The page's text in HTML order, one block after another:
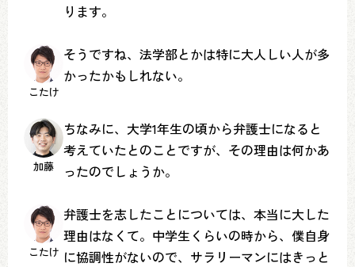
ります。
こたけ
そうですね、法学部とかは特に大人しい人が多
かったかもしれない。
加藤
ちなみに、大学1年生の頃から弁護士になると
考えていたとのことですが、その理由は何かあ
ったのでしょうか。
こたけ
弁護士を志したことについては、本当に大した
理由はなくて。中学生くらいの時から、僕自身
に協調性がないので、サラリーマンにはきっと